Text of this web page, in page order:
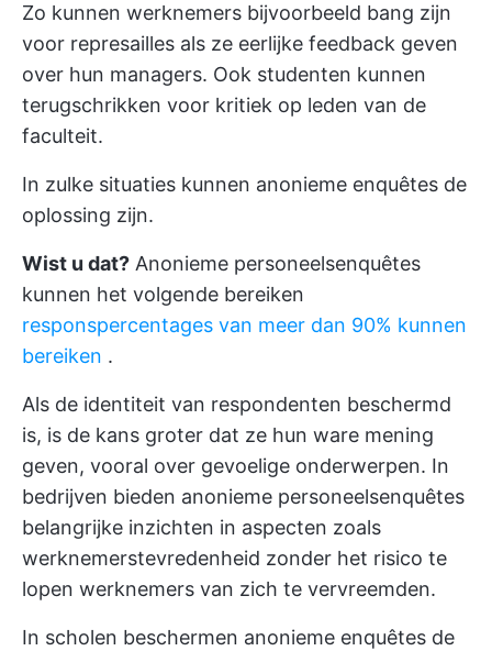
Zo kunnen werknemers bijvoorbeeld bang zijn
voor represailles als ze eerlijke feedback geven
over hun managers. Ook studenten kunnen
terugschrikken voor kritiek op leden van de
faculteit.
In zulke situaties kunnen anonieme enquêtes de
oplossing zijn.
Wist u dat? Anonieme personeelsenquêtes
kunnen het volgende bereiken
responspercentages van meer dan 90% kunnen
bereiken .
Als de identiteit van respondenten beschermd
is, is de kans groter dat ze hun ware mening
geven, vooral over gevoelige onderwerpen. In
bedrijven bieden anonieme personeelsenquêtes
belangrijke inzichten in aspecten zoals
werknemerstevredenheid zonder het risico te
lopen werknemers van zich te vervreemden.
In scholen beschermen anonieme enquêtes de